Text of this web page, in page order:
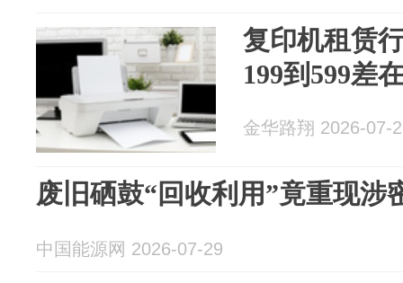
复印机租赁
199到599差
金华路翔 2026-07-
废旧硒鼓“回收利用”竟重现涉
中国能源网 2026-07-29